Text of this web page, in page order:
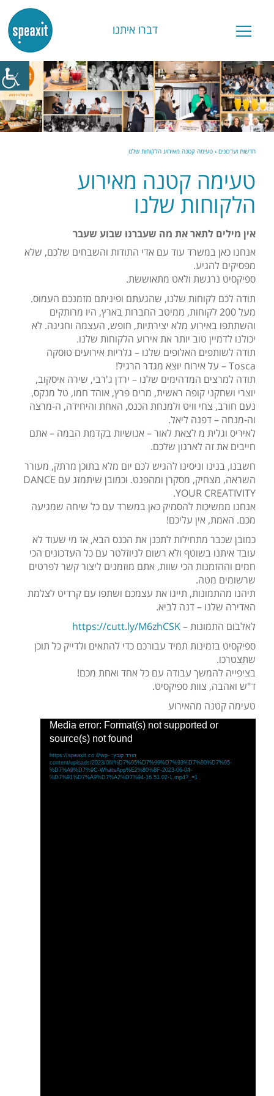
דברו איתנו
חדשות ועדכונים › טעימה קטנה מאירוע הלקוחות שלנו
טעימה קטנה מאירוע
הלקוחות שלנו
אין מילים לתאר את מה שעברנו שבוע שעבר
אנחנו כאן במשרד עוד עם אדי התודות והשבחים שלכם, שלא
מפסיקים להגיע.
ספיקסיט נרגשת ולאט מתאוששת.
תודה לכם לקוחות שלנו, שהגעתם ופיניתם מזמנכם העמוס.
מעל 200 לקוחות, ממיטב החברות בארץ, היו מרותקים
והשתתפו באירוע מלא יצירתיות, חופש, העצמה וחגיגה. לא
יכולנו לדמיין טוב יותר את אירוע הלקוחות שלנו.
תודה לשותפים האלופים שלנו – גלריות אירועים טוסקה
Tosca – על אירוח יוצא מגדר הרגיל!
תודה למרצים המדהימים שלנו – ירדן ג'רבי, שירה איסקוב,
יוצרי ושחקני קופה ראשית, מרים פרץ, אוהד חמו, טל מנקס,
נעם חורב, צחי וויט ולמנחת הכנס, האחת והיחידה, ה-מרצה
וה-מנחה – דפנה ליאל.
לאיריס וגלית מ לצאת לאור – אנושיות בקדמת הבמה – אתם
חייבים את זה לארגון שלכם.
חשבנו, בנינו וניסינו להגיש לכם יום מלא בתוכן מרתק, מעורר
השראה, מצחיק, מסקרן ומהפנט. וכמובן שיתמזג עם DANCE
YOUR CREATIVITY.
אנחנו ממשיכות להסמיק כאן במשרד עם כל שיחה שמגיעה
מכם. האמת, אין עליכם!
כמובן שכבר מתחילות לתכנן את הכנס הבא, אז מי שעוד לא
עובד איתנו בשוטף ולא רשום לניוזלטר עם כל העדכונים הכי
חמים וההזמנות הכי שוות, אתם מוזמנים ליצור קשר לפרטים
שרשומים מטה.
תיהנו מהתמונות, תייגו את עצמכם ושתפו עם קרדיט לצלמת
האדירה שלנו – דנה לביא.
לאלבום התמונות –https://cutt.ly/M6zhCSK
ספיקסיט בזמינות תמיד עבורכם כדי להתאים ולדייק כל תוכן
שתצטרכו.
בציפייה להמשך עבודה עם כל אחד ואחת מכם!
ד"ש ואהבה, צוות ספיקסיט.
טעימה קטנה מהאירוע
Media error: Format(s) not supported or
source(s) not found
הורד קובץ: https://speaxit.co.il/wp-
content/uploads/2023/06/%D7%95%D7%99%D7%93%D7%90%D7%95-
%D7%A9%D7%9C-WhatsApp%E2%80%8F-2023-06-04-
%D7%91%D7%A9%D7%A2%D7%94-16.51.02-1.mp4?_=1